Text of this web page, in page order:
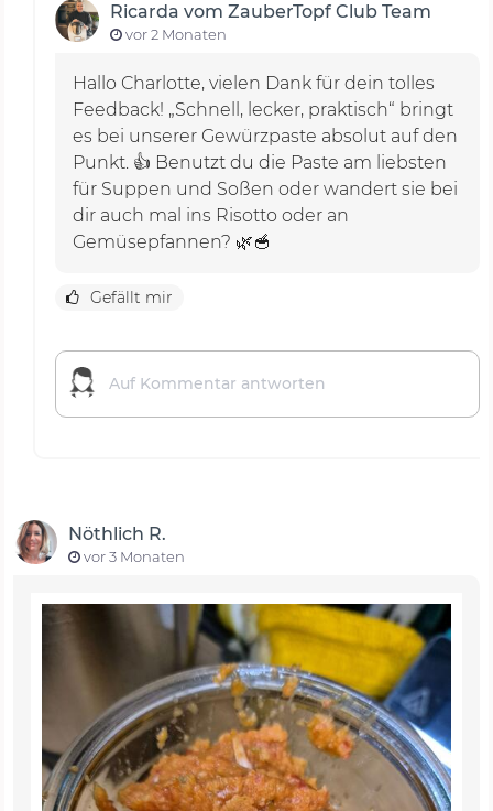
Ricarda vom ZauberTopf Club Team
vor 2 Monaten
Hallo Charlotte, vielen Dank für dein tolles
Feedback! „Schnell, lecker, praktisch“ bringt
es bei unserer Gewürzpaste absolut auf den
Punkt. 👍 Benutzt du die Paste am liebsten
für Suppen und Soßen oder wandert sie bei
dir auch mal ins Risotto oder an
Gemüsepfannen? 🌿🥣
Gefällt mir
Nöthlich R.
vor 3 Monaten